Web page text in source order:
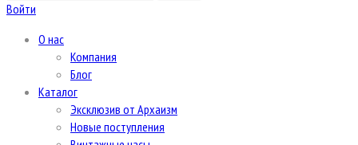
Войти
О нас
Компания
Блог
Каталог
Эксклюзив от Архаизм
Новые поступления